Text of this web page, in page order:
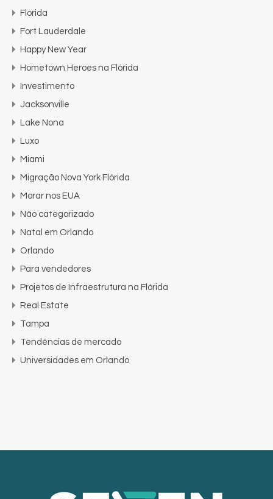
Florida
Fort Lauderdale
Happy New Year
Hometown Heroes na Flórida
Investimento
Jacksonville
Lake Nona
Luxo
Miami
Migração Nova York Flórida
Morar nos EUA
Não categorizado
Natal em Orlando
Orlando
Para vendedores
Projetos de Infraestrutura na Flórida
Real Estate
Tampa
Tendências de mercado
Universidades em Orlando